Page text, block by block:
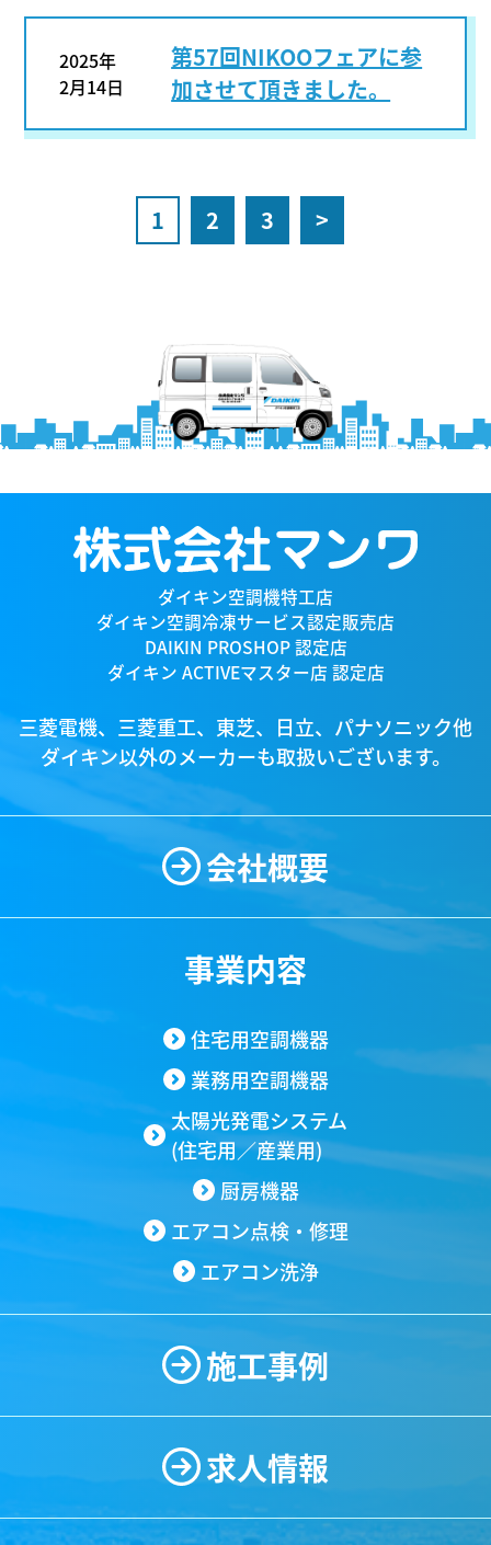
2025年
2月14日
第57回NIKOOフェアに参
加させて頂きました。
1 2 3 >
ダイキン空調機特工店
ダイキン空調冷凍サービス認定販売店
DAIKIN PROSHOP 認定店
ダイキン ACTIVEマスター店 認定店
三菱電機、三菱重工、東芝、日立、パナソニック他
ダイキン以外のメーカーも取扱いございます。
会社概要
事業内容
住宅用空調機器
業務用空調機器
太陽光発電システム
(住宅用／産業用)
厨房機器
エアコン点検・修理
エアコン洗浄
施工事例
求人情報